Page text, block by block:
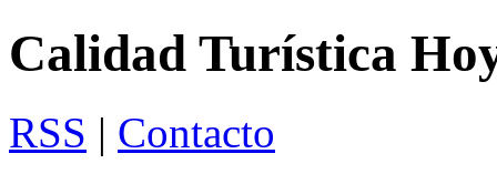
Calidad Turística
RSS | Contacto